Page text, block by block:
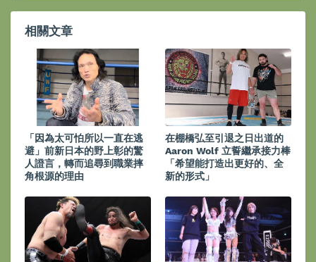
相關文章
「因為太可怕所以一直在逃
避」前新日本的野上彰的驚
人證言，轉而追尋到職業摔
角根源的理由
在棚橋弘至引退之日出道的
Aaron Wolf 立誓繼承接力棒
「希望能打造出更好的、全
新的形式」